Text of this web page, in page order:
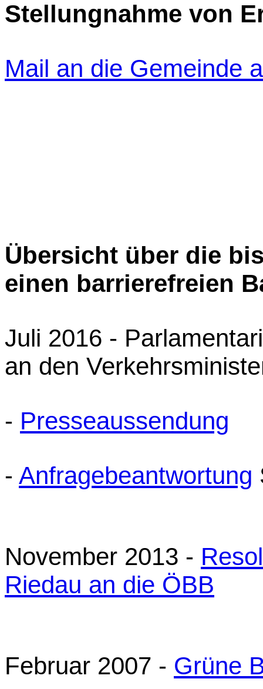
Stellungnahme von
Mail an die Gemeinde
Übersicht über die
einen barrierefreien
Juli 2016 -
an den
- Presseaussendung
- Anfragebeantwortung
November 2013 -
Riedau an die ÖBB
Februar 2007 - Grüne